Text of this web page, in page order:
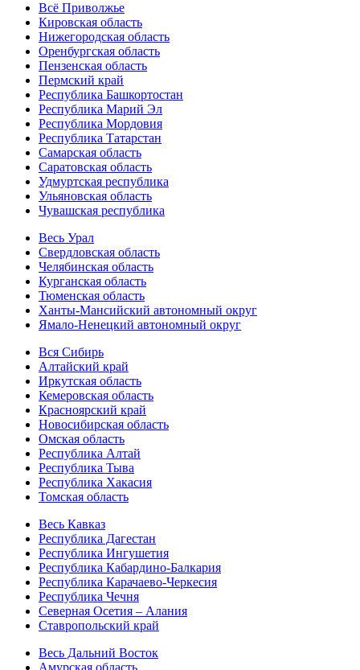
Всё Приволжье
Кировская область
Нижегородская область
Оренбургская область
Пензенская область
Пермский край
Республика Башкортостан
Республика Марий Эл
Республика Мордовия
Республика Татарстан
Самарская область
Саратовская область
Удмуртская республика
Ульяновская область
Чувашская республика
Весь Урал
Свердловская область
Челябинская область
Курганская область
Тюменская область
Ханты-Мансийский автономный округ
Ямало-Ненецкий автономный округ
Вся Сибирь
Алтайский край
Иркутская область
Кемеровская область
Красноярский край
Новосибирская область
Омская область
Республика Алтай
Республика Тыва
Республика Хакасия
Томская область
Весь Кавказ
Республика Дагестан
Республика Ингушетия
Республика Кабардино-Балкария
Республика Карачаево-Черкесия
Республика Чечня
Северная Осетия – Алания
Ставропольский край
Весь Дальний Восток
Амурская область